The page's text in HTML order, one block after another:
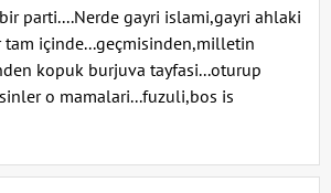
parti....Nerde gayri islami,gayri ahlaki
tam içinde...geçmisinden,milletin
kopuk burjuva tayfasi...oturup
o mamalari...fuzuli,bos is